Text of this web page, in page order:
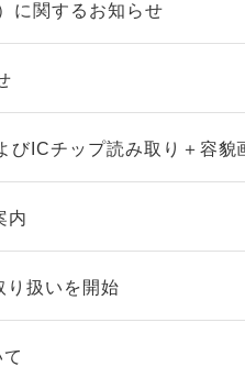
に関するお知らせ
びICチップ読み取り＋容貌
内
り扱いを開始